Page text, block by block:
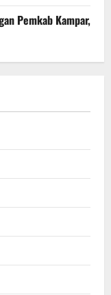
Pemkab Kampar,